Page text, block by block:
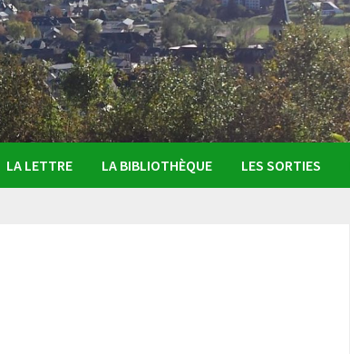
LA LETTRE LA BIBLIOTHÈQUE LES SORTIES